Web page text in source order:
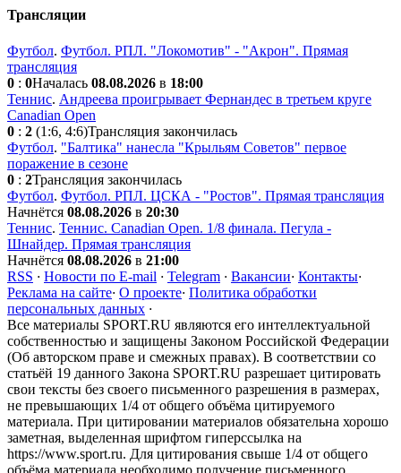
Трансляции
Футбол. Футбол. РПЛ. "Локомотив" - "Акрон". Прямая
трансляция
0 : 0Началась 08.08.2026 в 18:00
Теннис. Андреева проигрывает Фернандес в третьем круге
Canadian Open
0 : 2 (1:6, 4:6)Трансляция закончилась
Футбол. "Балтика" нанесла "Крыльям Советов" первое
поражение в сезоне
0 : 2Трансляция закончилась
Футбол. Футбол. РПЛ. ЦСКА - "Ростов". Прямая трансляция
Начнётся 08.08.2026 в 20:30
Теннис. Теннис. Canadian Open. 1/8 финала. Пегула -
Шнайдер. Прямая трансляция
Начнётся 08.08.2026 в 21:00
RSS · Новости по E-mail · Telegram · Вакансии· Контакты·
Реклама на сайте· О проекте· Политика обработки
персональных данных ·
Все материалы SPORT.RU являются его интеллектуальной
собственностью и защищены Законом Российской Федерации
(Об авторском праве и смежных правах). В соответствии со
статьёй 19 данного Закона SPORT.RU разрешает цитировать
свои тексты без своего письменного разрешения в размерах,
не превышающих 1/4 от общего объёма цитируемого
материала. При цитировании материалов обязательна хорошо
заметная, выделенная шрифтом гиперссылка на
https://www.sport.ru. Для цитирования свыше 1/4 от общего
объёма материала необходимо получение письменного